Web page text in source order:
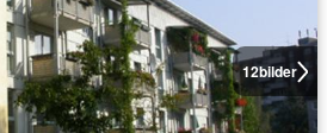
12bilder